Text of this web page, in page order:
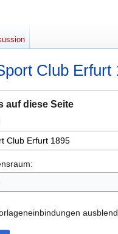
Club Erfurt
auf diese Seite